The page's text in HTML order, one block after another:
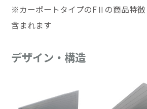
※カーポートタイプのFⅡの商品特徴
含まれます
デザイン・構造